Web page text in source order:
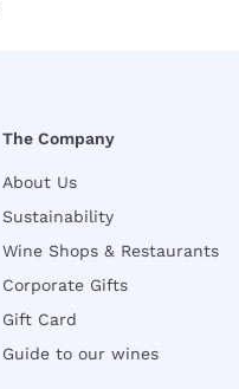
The Company
About Us
Sustainability
Wine Shops & Restaurants
Corporate Gifts
Gift Card
Guide to our wines